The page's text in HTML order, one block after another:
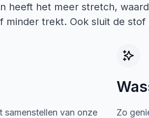
heeft het meer stretch,
minder trekt. Ook sluit de stof
samenstellen van onze
Zo